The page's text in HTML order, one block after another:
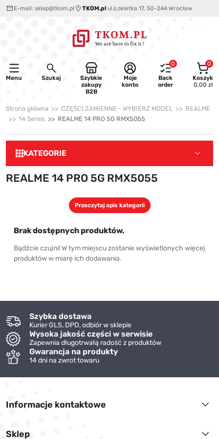
E-mail: sklep@tkom.pl TKOM.pl ul.Łokietka 17, 50-244 Wrocław
Menu Szukaj
Szybkie
zakupy
B2B
Moje
konto
0
Back
order
0
Koszyk
0,00 zł
Strona główna CZĘŚCI ZAMIENNE - WYBIERZ MODEL
REALME
14 Series
REALME 14 PRO 5G RMX5055
KATEGORIE
REALME 14 PRO 5G RMX5055
Przeczytaj opis kategorii
Brak dostępnych produktów.
Bądźcie czujni! W tym miejscu zostanie wyświetlonych więcej
produktów w miarę ich dodawania.
Szybka dostawa
Kurier GLS, DPD, odbiór w sklepie
Wysoka jakość części w serwisie
Zapewnia długotrwałą radość z produktów
Gwarancja na produkty
14 dni na zwrot towaru
Informacje kontaktowe
Sklep